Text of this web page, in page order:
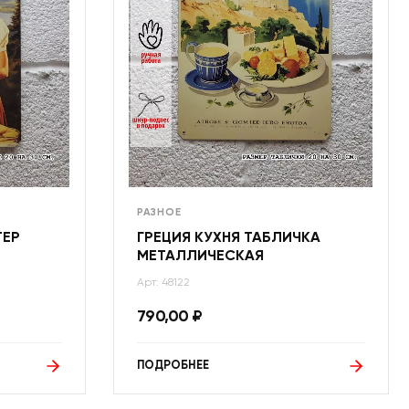
РАЗНОЕ
ГРЕЦИЯ КУХНЯ ТАБЛИЧКА
МЕТАЛЛИЧЕСКАЯ
Арт: 48122
790,00 ₽
ПОДРОБНЕЕ